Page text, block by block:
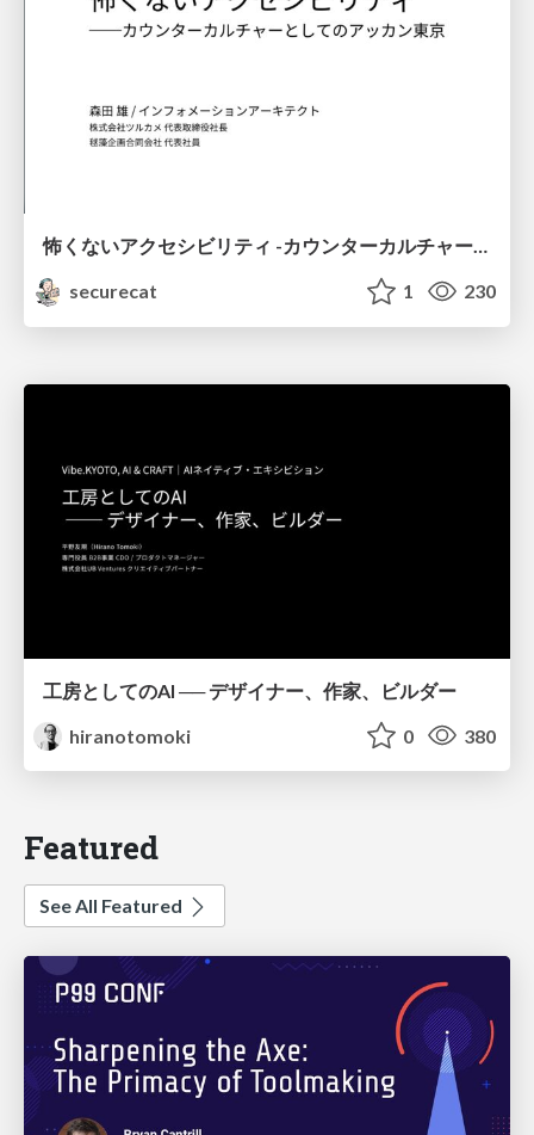
怖くないアクセシビリティ -カウンターカルチャーとしてのアッカン東京-
securecat
1 230
工房としてのAI ── デザイナー、作家、ビルダー
hiranotomoki
0 380
Featured
See All Featured